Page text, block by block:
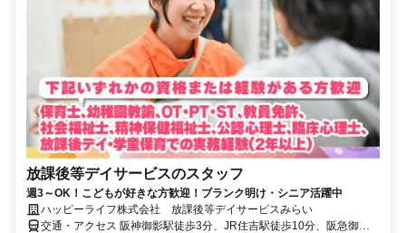
放課後等デイサービスのスタッフ
週3～OK！こどもが好きな方歓迎！ブランク明け・シニア活躍中
ハッピーライフ株式会社 放課後等デイサービスみらい
交通・アクセス 阪神御影駅徒歩3分、JR住吉駅徒歩10分、阪急御影